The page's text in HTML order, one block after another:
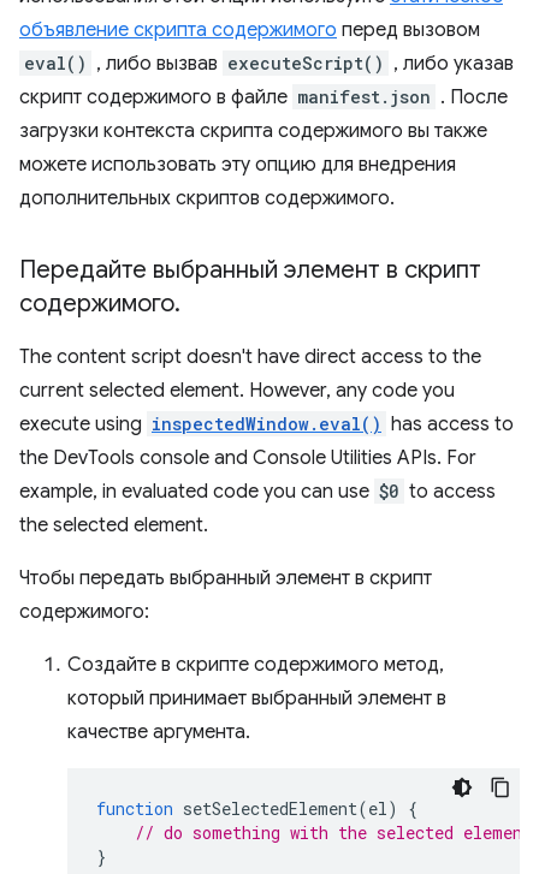
объявление скрипта содержимого перед вызовом
eval() , либо вызвав executeScript() , либо указав
скрипт содержимого в файле manifest.json . После
загрузки контекста скрипта содержимого вы также
можете использовать эту опцию для внедрения
дополнительных скриптов содержимого.
Передайте выбранный элемент в скрипт
содержимого.
The content script doesn't have direct access to the
current selected element. However, any code you
execute using inspectedWindow.eval() has access to
the DevTools console and Console Utilities APIs. For
example, in evaluated code you can use $0 to access
the selected element.
Чтобы передать выбранный элемент в скрипт
содержимого:
Создайте в скрипте содержимого метод,
который принимает выбранный элемент в
качестве аргумента.
function setSelectedElement(el)
{
// do something with the selected element
}